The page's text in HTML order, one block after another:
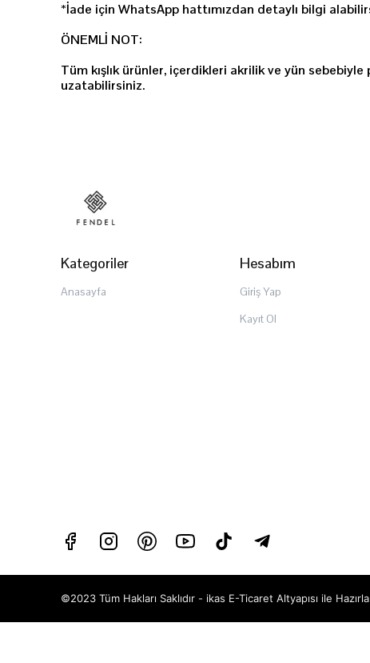
*İade için WhatsApp hattımızdan detaylı bilgi
ÖNEMLİ NOT:
Tüm kışlık ürünler, içerdikleri akrilik ve yün
uzatabilirsiniz.
Kategoriler
Anasayfa
Hesabım
Giriş Yap
Kayıt Ol
©2023 Tüm Hakları Saklıdır - ikas E-Ticaret Altyapısı ile